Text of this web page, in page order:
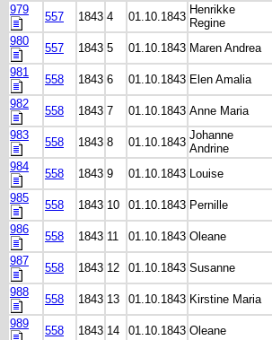
979
557 1843 4 01.10.1843
Henrikke
Regine
980
557 1843 5 01.10.1843 Maren Andrea
981
558 1843 6 01.10.1843 Elen Amalia
982
558 1843 7 01.10.1843 Anne Maria
983
558 1843 8 01.10.1843
Johanne
Andrine
984
558 1843 9 01.10.1843 Louise
985
558 1843 10 01.10.1843 Pernille
986
558 1843 11 01.10.1843 Oleane
987
558 1843 12 01.10.1843 Susanne
988
558 1843 13 01.10.1843 Kirstine Maria
989
558 1843 14 01.10.1843 Oleane